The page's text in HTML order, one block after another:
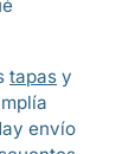
tapas y
envío